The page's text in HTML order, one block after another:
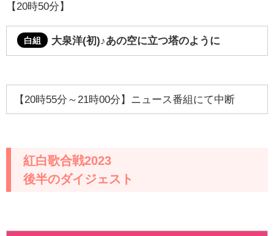
【20時50分】
白組 大泉洋(初)♪あの空に立つ塔のように
【20時55分～21時00分】ニュース番組にて中断
紅白歌合戦2023
後半のダイジェスト